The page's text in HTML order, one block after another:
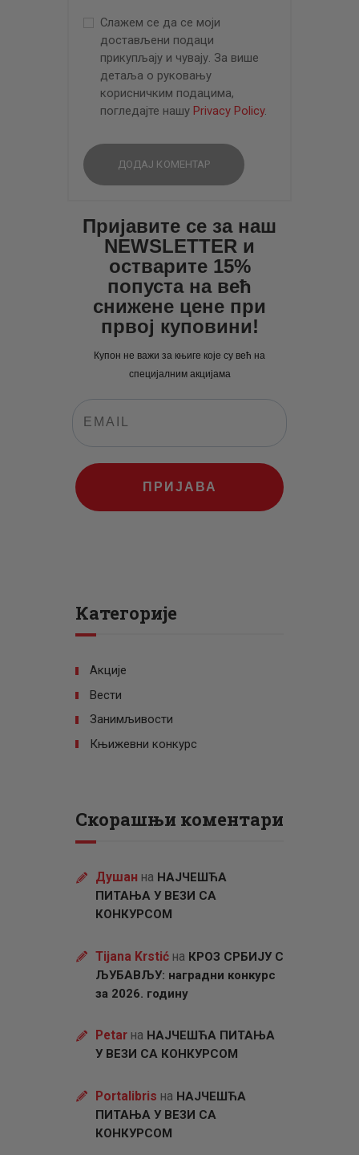
Слажем се да се моји
достављени подаци
прикупљају и чувају. За више
детаља о руковању
корисничким подацима,
погледајте нашу Privacy Policy.
Пријавите се за наш
NEWSLETTER и
остварите 15%
попуста на већ
снижене цене при
првој куповини!
Купон не важи за књиге које су већ на
специјалним акцијама
ПРИЈАВА
Категорије
Акције
Вести
Занимљивости
Књижевни конкурс
Скорашњи коментари
Душан на НАЈЧЕШЋА
ПИТАЊА У ВЕЗИ СА
КОНКУРСОМ
Tijana Krstićна КРОЗ СРБИЈУ С
ЉУБАВЉУ: наградни конкурс
за 2026. годину
Petarна НАЈЧЕШЋА ПИТАЊА
У ВЕЗИ СА КОНКУРСОМ
Portalibris на НАЈЧЕШЋА
ПИТАЊА У ВЕЗИ СА
КОНКУРСОМ